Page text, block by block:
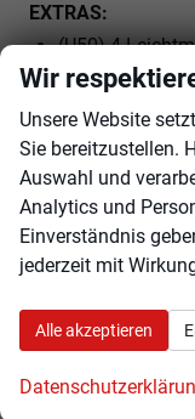
EXTRAS:
(U50) 4
Oberfläche
(8WM)
(7TH)
(WFG)
(3GN)
ebene
(RBP)
(3S1)
Wir
Unsere Website
Sie bereitzustellen.
Auswahl und
Analytics und
Einverständnis
jederzeit mit
Alle akzeptieren